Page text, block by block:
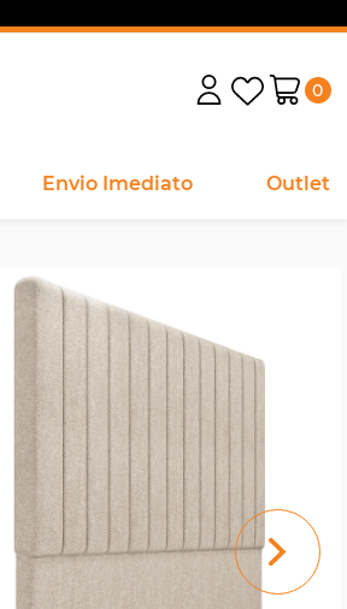
0
Envio Imediato Outlet